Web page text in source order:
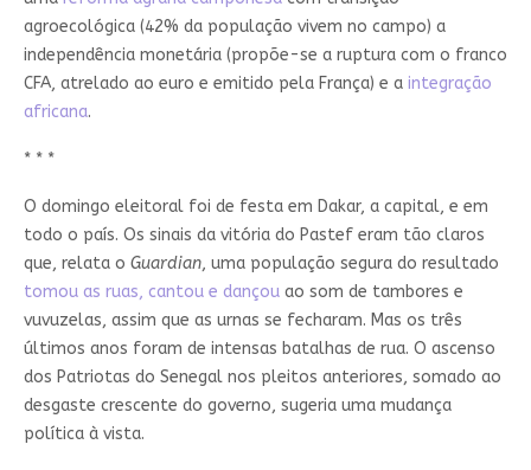
agroecológica (42% da população vivem no campo) a
independência monetária (propõe-se a ruptura com o franco
CFA, atrelado ao euro e emitido pela França) e a integração
africana.
* * *
O domingo eleitoral foi de festa em Dakar, a capital, e em
todo o país. Os sinais da vitória do Pastef eram tão claros
que, relata o Guardian, uma população segura do resultado
tomou as ruas, cantou e dançouao som de tambores e
vuvuzelas, assim que as urnas se fecharam. Mas os três
últimos anos foram de intensas batalhas de rua. O ascenso
dos Patriotas do Senegal nos pleitos anteriores, somado ao
desgaste crescente do governo, sugeria uma mudança
política à vista.